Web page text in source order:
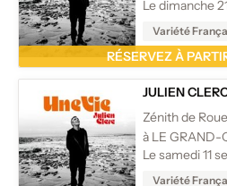
Le dimanche
Variété
RÉSERVEZ À
JULIEN
Zénith de
à LE GRAND-
Le samedi 11
Variété